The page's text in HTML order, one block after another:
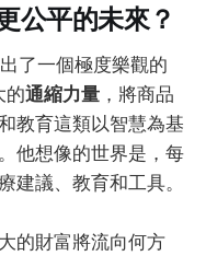
公平的未來？
了一個極度樂觀的
的通縮力量 ，將商品
教育這類以智慧為基
他想像的世界是，每
建議、教育和工具。
的財富將流向何方